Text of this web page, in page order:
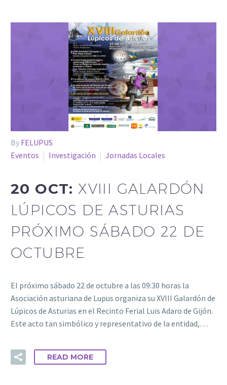
By FELUPUS
Eventos
Investigación Jornadas Locales
20 OCT: XVIII GALARDÓN
LÚPICOS DE ASTURIAS
PRÓXIMO SÁBADO 22 DE
OCTUBRE
El próximo sábado 22 de octubre a las 09:30 horas la
Asociación asturiana de Lupus organiza su XVIII Galardón de
Lúpicos de Asturias en el Recinto Ferial Luis Adaro de Gijón.
Este acto tan simbólico y representativo de la entidad,…
READ MORE